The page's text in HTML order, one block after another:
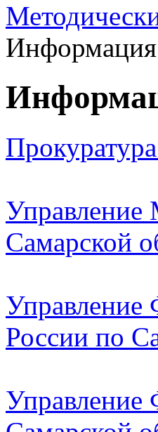
Информация
Управление
Самарской
Управление
России по
Управление